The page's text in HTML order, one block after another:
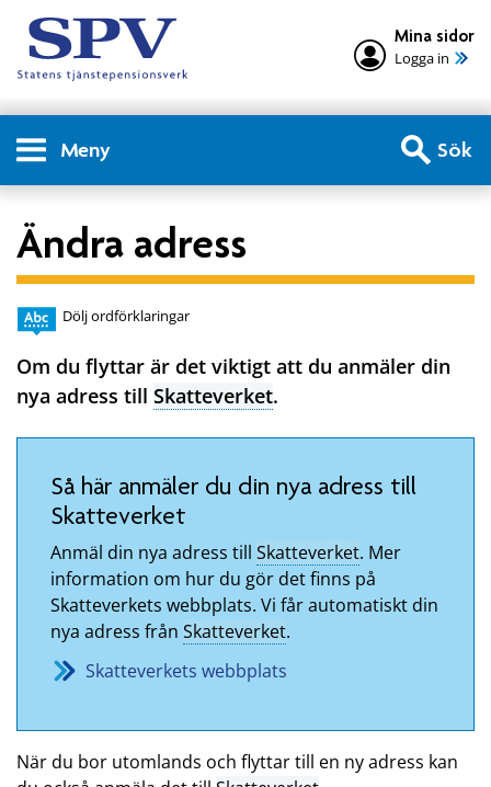
Mina sidor
Logga in
Meny Sök
Ändra adress
Dölj ordförklaringar
Om du flyttar är det viktigt att du anmäler din
nya adress till Skatteverket.
Så här anmäler du din nya adress till
Skatteverket
Anmäl din nya adress till Skatteverket. Mer
information om hur du gör det finns på
Skatteverkets webbplats. Vi får automatiskt din
nya adress från Skatteverket.
Skatteverkets webbplats
När du bor utomlands och flyttar till en ny adress kan